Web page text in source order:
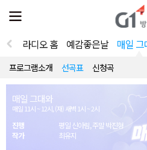
전
체
뉴
열
라디오 홈 예감좋은날 매일
프로그램소개 선곡표 신청곡
매일 그대와
매일 11시 ~ 12시, (재) 새벽 1시 ~ 2시
진행
평일 신아림, 주말 박진형
작가
최유지